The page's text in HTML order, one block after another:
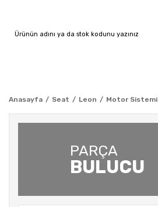
Anasayfa Seat Leon Motor Sistemi
PARÇA
BULUCU